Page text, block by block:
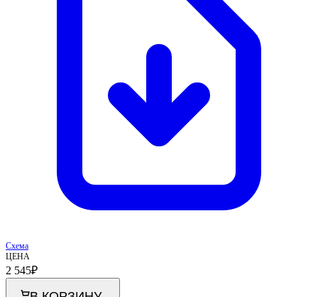
Схема
ЦЕНА
2 545₽